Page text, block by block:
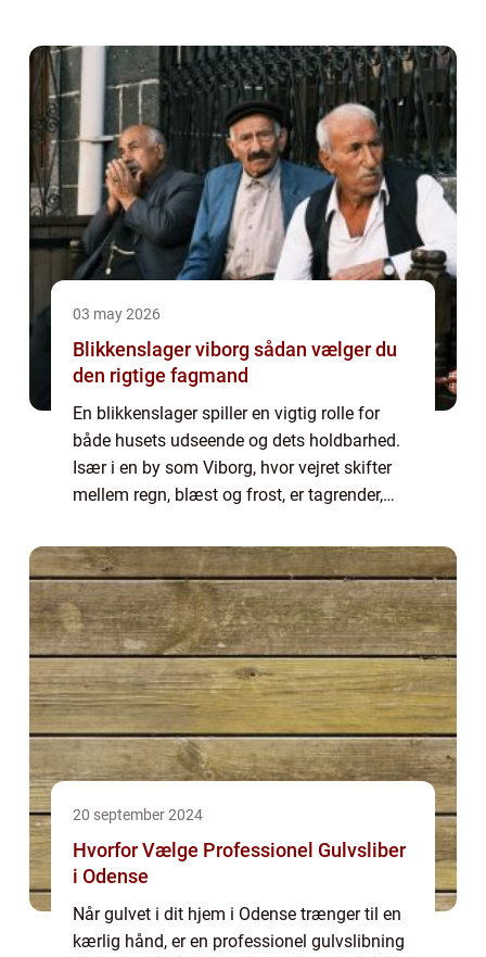
03 may 2026
Blikkenslager viborg sådan vælger du
den rigtige fagmand
En blikkenslager spiller en vigtig rolle for
både husets udseende og dets holdbarhed.
Især i en by som Viborg, hvor vejret skifter
mellem regn, blæst og frost, er tagrender,
dygtig Blikkenslager Viborg kan f...
20 september 2024
Hvorfor Vælge Professionel Gulvsliber
i Odense
Når gulvet i dit hjem i Odense trænger til en
kærlig hånd, er en professionel gulvslibning